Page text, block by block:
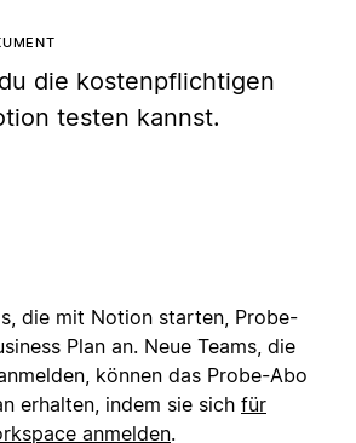
die kostenpflichtigen
testen kannst.
die mit Notion starten, Probe-
Plan an. Neue Teams, die
können das Probe-Abo
erhalten, indem sie sich für
anmelden.